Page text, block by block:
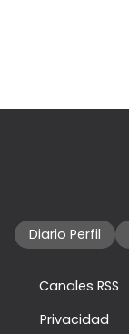
Diario Perfil
Canales RSS
Privacidad